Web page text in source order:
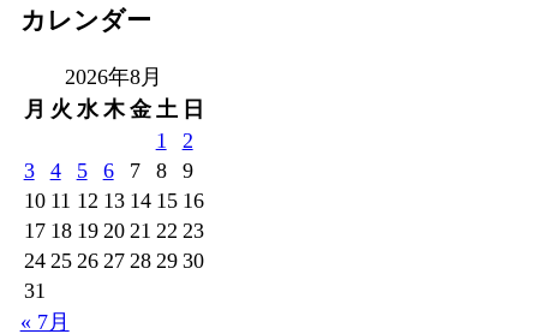
カレンダー
2026年8月
月 火 水 木 金 土 日
1
2
3
4 5 6 7 8
9
10 11 12 13 14 15 16
17 18 19 20 21 22 23
24 25 26 27 28 29 30
31
« 7月